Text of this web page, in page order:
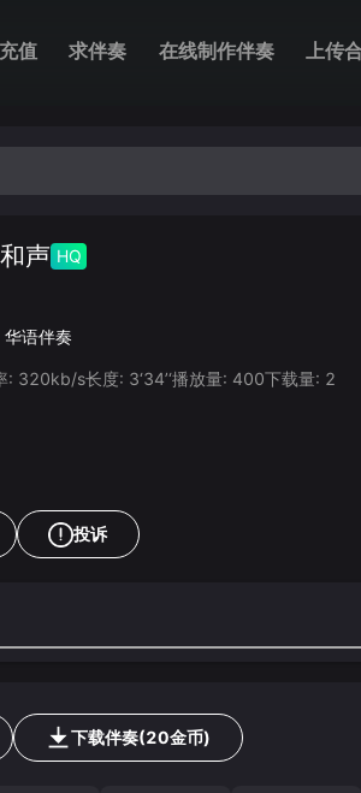
充值 求伴奏 在线制作伴奏 上传
声 HQ
华语伴奏
: 320kb/s长度: 3‘34’‘播放量: 400下载量: 2
投诉
下载伴奏(20金币)